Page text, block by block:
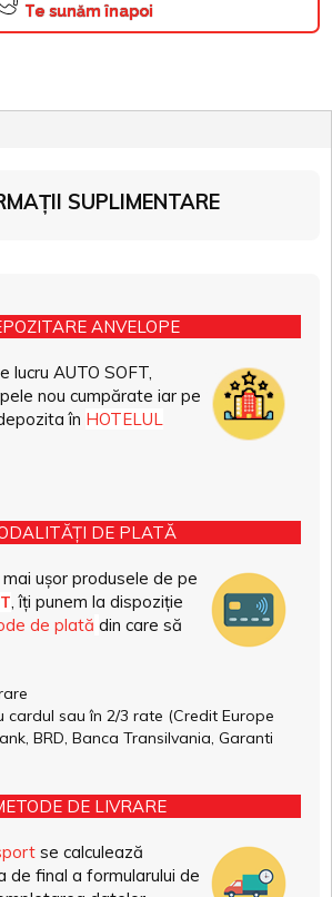
Te sunăm înapoi
SUPLIMENTARE
ANVELOPE
lucru AUTO SOFT,
nou cumpărate iar pe
în HOTELUL
DE PLATĂ
ușor produsele de pe
, îți punem la dispoziție
de plată din care să
cardul sau în 2/3 rate (Credit Europe
BRD, Banca Transilvania, Garanti
DE LIVRARE
se calculează
de final a formularului de